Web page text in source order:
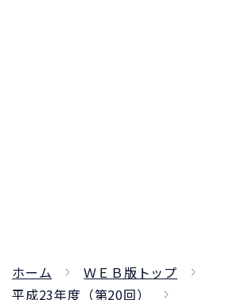
ホーム
ＷＥＢ版トップ
平成23年度（第20回）